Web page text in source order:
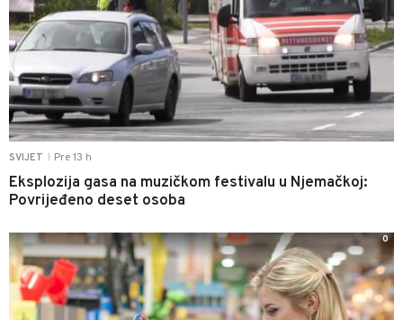
SVIJET Pre 13 h
Eksplozija gasa na muzičkom festivalu u Njemačkoj:
Povrijeđeno deset osoba
0